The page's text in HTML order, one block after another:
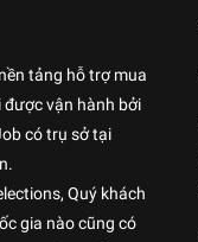
tảng hỗ trợ mua
được vận hành bởi
có trụ sở tại
Quý khách
gia nào cũng có